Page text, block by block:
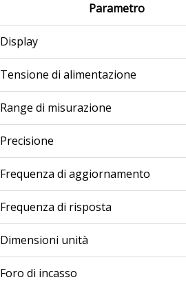
Parametro
Display
Tensione di alimentazione
Range di misurazione
Precisione
Frequenza di aggiornamento
Frequenza di risposta
Dimensioni unità
Foro di incasso